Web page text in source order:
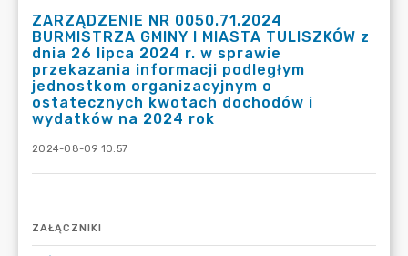
ZARZĄDZENIE NR 0050.71.2024
BURMISTRZA GMINY I MIASTA TULISZKÓW z
dnia 26 lipca 2024 r. w sprawie
przekazania informacji podległym
jednostkom organizacyjnym o
ostatecznych kwotach dochodów i
wydatków na 2024 rok
2024-08-09 10:57
ZAŁĄCZNIKI